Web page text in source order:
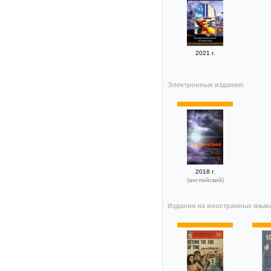
2021 г.
Электронные издания:
2018 г.
(английский)
Издания на иностранных